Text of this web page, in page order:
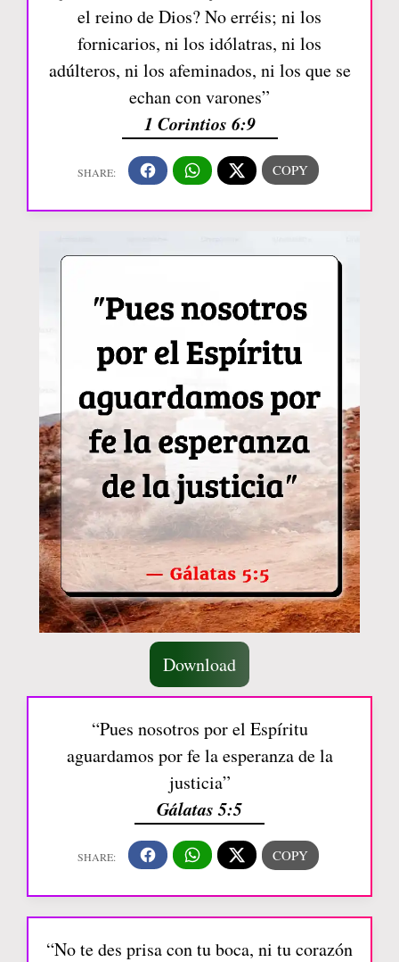
el reino de Dios? No erréis; ni los
fornicarios, ni los idólatras, ni los
adúlteros, ni los afeminados, ni los que se
echan con varones”
1 Corintios 6:9
Download
“Pues nosotros por el Espíritu
aguardamos por fe la esperanza de la
justicia”
Gálatas 5:5
“No te des prisa con tu boca, ni tu corazón